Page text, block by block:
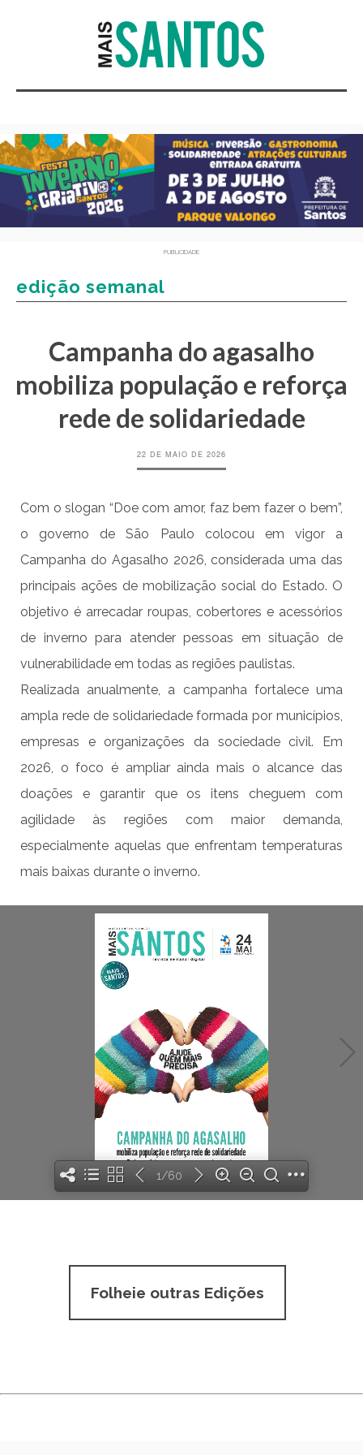
PUBLICIDADE
edição semanal
Campanha do agasalho
mobiliza população e reforça
rede de solidariedade
22 DE MAIO DE 2026
Com o slogan “Doe com amor, faz bem fazer o bem”,
o governo de São Paulo colocou em vigor a
Campanha do Agasalho 2026, considerada uma das
principais ações de mobilização social do Estado. O
objetivo é arrecadar roupas, cobertores e acessórios
de inverno para atender pessoas em situação de
vulnerabilidade em todas as regiões paulistas.
Realizada anualmente, a campanha fortalece uma
ampla rede de solidariedade formada por municípios,
empresas e organizações da sociedade civil. Em
2026, o foco é ampliar ainda mais o alcance das
doações e garantir que os itens cheguem com
agilidade às regiões com maior demanda,
especialmente aquelas que enfrentam temperaturas
mais baixas durante o inverno.
1/60
Folheie outras Edições